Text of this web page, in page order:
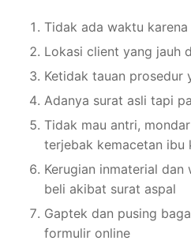
Tidak ada waktu
Lokasi client yang jauh
Ketidak tauan prosedur
Adanya surat asli tapi
Tidak mau antri,
terjebak kemacetan ibu
Kerugian inmaterial
beli akibat surat aspal
Gaptek dan pusing
formulir online